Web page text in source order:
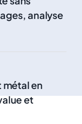
analyse
métal en
et